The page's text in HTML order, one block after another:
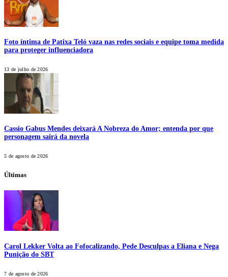
Foto íntima de Patixa Teló vaza nas redes sociais e equipe toma medida
para proteger influenciadora
13 de julho de 2026
Cassio Gabus Mendes deixará A Nobreza do Amor; entenda por que
personagem sairá da novela
5 de agosto de 2026
Últimas
Carol Lekker Volta ao Fofocalizando, Pede Desculpas a Eliana e Nega
Punição do SBT
7 de agosto de 2026